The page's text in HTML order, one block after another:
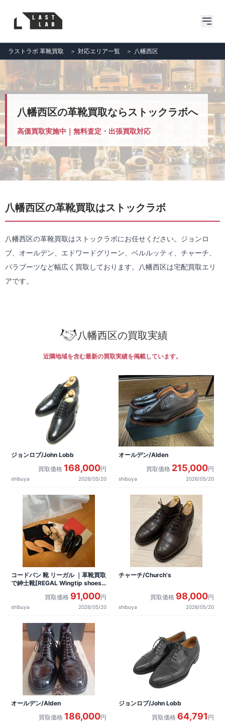
ラストラボ 革靴買取 ＞ 対応エリア一覧 ＞ 八幡西区
八幡西区の革靴買取ならストックラボへ
高価買取実施中｜無料査定・出張買取対応
八幡西区の革靴買取はストックラボ
八幡西区の革靴買取はストックラボにお任せください。ジョンロ
ブ、オールデン、エドワードグリーン、ベルルッティ、チャーチ、
パラブーツなど幅広く買取しております。八幡西区は宅配買取エリ
アです。
八幡西区の買取実績
近隣地域を含む最新の買取実績を掲載しています。
ジョンロブ/John Lobb
買取価格 168,000円
shibuya 2026/05/20
オールデン/Alden
買取価格 215,000円
shibuya 2026/05/20
コードバン 靴 リーガル ｜革靴買取
で紳士靴[REGAL Wingtip shoes]
買取価格 91,000円
shibuya 2026/05/20
チャーチ/Church's
買取価格 98,000円
shibuya 2026/05/20
オールデン/Alden
買取価格 186,000円
ジョンロブ/John Lobb
買取価格 64,791 円